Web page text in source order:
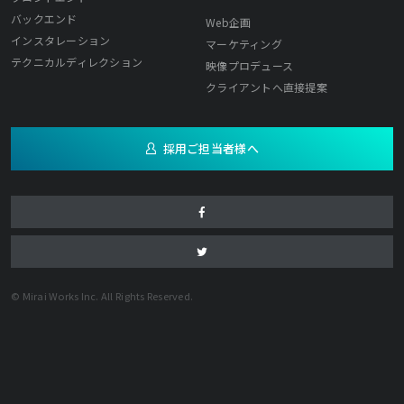
バックエンド
インスタレーション
テクニカルディレクション
Web企画
マーケティング
映像プロデュース
クライアントへ直接提案
採用ご担当者様へ
© Mirai Works Inc. All Rights Reserved.